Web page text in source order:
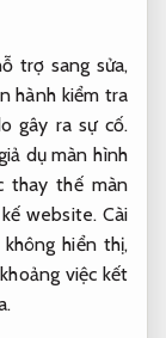
trợ sang sửa,
hành kiểm tra
gây ra sự cố.
dụ màn hình
thay thế màn
website. Cài
hiển thị,
việc kết